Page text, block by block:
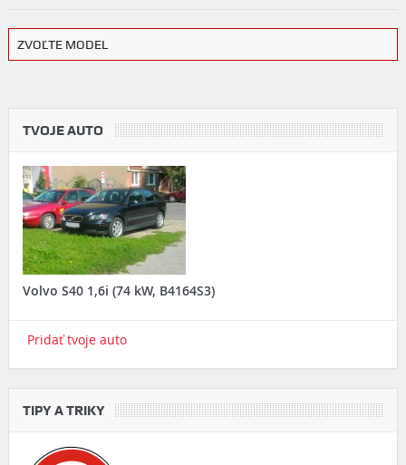
TVOJE AUTO
Volvo S40 1,6i (74 kW, B4164S3)
Pridať tvoje auto
TIPY A TRIKY